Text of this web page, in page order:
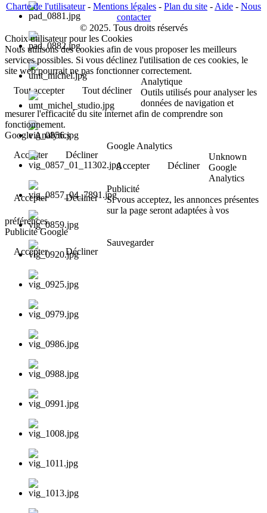
Charte de l'utilisateur- Mentions légales - Plan du site - Aide - Nous
contacter
© 2025. Tous droits réservés
Choix utilisateur pour les Cookies
Nous utilisons des cookies afin de vous proposer les meilleurs
services possibles. Si vous déclinez l'utilisation de ces cookies, le
site web pourrait ne pas fonctionner correctement.
Tout accepter
Tout décliner
Analytique
Outils utilisés pour analyser les
données de navigation et
mesurer l'efficacité du site internet afin de comprendre son
fonctionnement.
Google Analytics
Accepter
Décliner
Google Analytics
Accepter
Décliner
Unknown
Google
Analytics
Accepter
Décliner
Publicité
Si vous acceptez, les annonces présentes
sur la page seront adaptées à vos
préférences.
Publicité Google
Accepter
Décliner
Sauvegarder